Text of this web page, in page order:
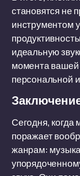
становятся не
инструментом
идеальную
момента вашей
персональной
Сегодня, когда
поражает
жанрам: